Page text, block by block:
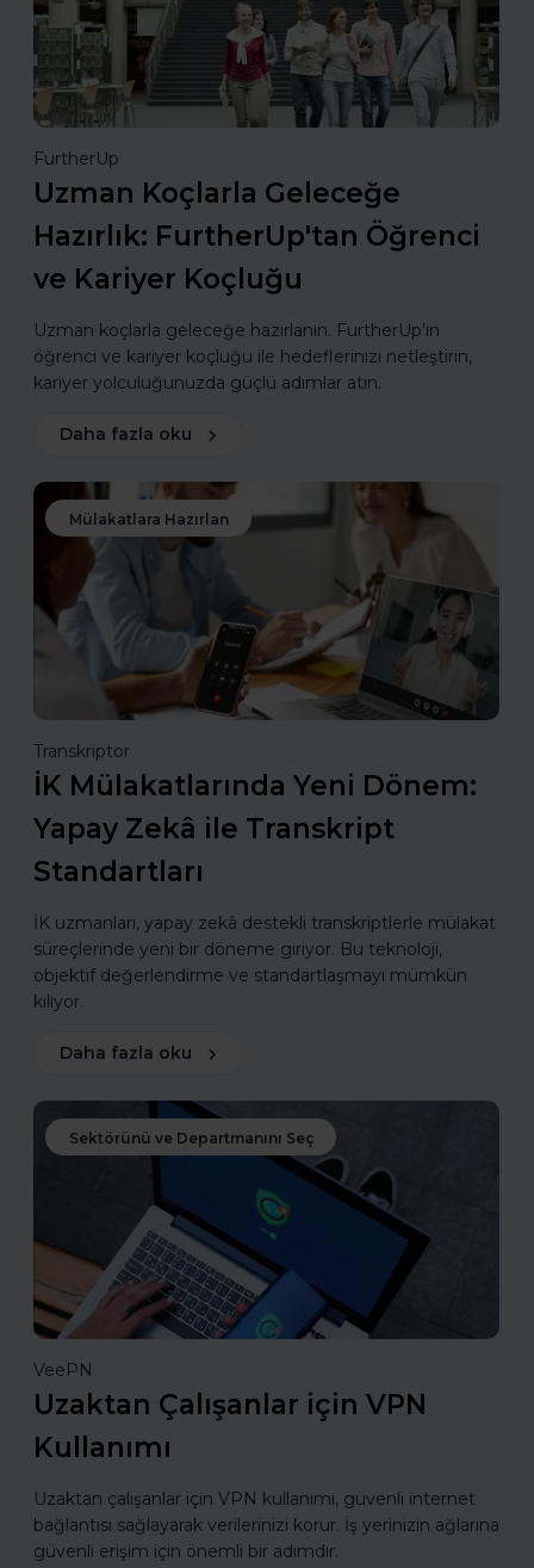
FurtherUp
Uzman Koçlarla Geleceğe
Hazırlık: FurtherUp'tan Öğrenci
ve Kariyer Koçluğu
Uzman koçlarla geleceğe hazırlanın. FurtherUp’ın
öğrenci ve kariyer koçluğu ile hedeflerinizi netleştirin,
kariyer yolculuğunuzda güçlü adımlar atın.
Daha fazla oku
Mülakatlara Hazırlan
Transkriptor
İK Mülakatlarında Yeni Dönem:
Yapay Zekâ ile Transkript
Standartları
İK uzmanları, yapay zekâ destekli transkriptlerle mülakat
süreçlerinde yeni bir döneme giriyor. Bu teknoloji,
objektif değerlendirme ve standartlaşmayı mümkün
kılıyor.
Daha fazla oku
Sektörünü ve Departmanını Seç
VeePN
Uzaktan Çalışanlar için VPN
Kullanımı
Uzaktan çalışanlar için VPN kullanımı, güvenli internet
bağlantısı sağlayarak verilerinizi korur. İş yerinizin ağlarına
güvenli erişim için önemli bir adımdır.